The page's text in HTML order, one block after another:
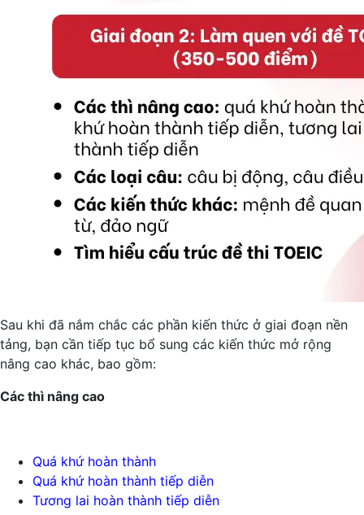
Sau khi đã nắm chắc các phần kiến thức ở giai đoạn nền
tảng, bạn cần tiếp tục bổ sung các kiến thức mở rộng
nâng cao khác, bao gồm:
Các thì nâng cao
Quá khứ hoàn thành
Quá khứ hoàn thành tiếp diễn
Tương lai hoàn thành tiếp diễn